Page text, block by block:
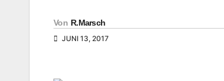
Von R.Marsch
JUNI 13, 2017